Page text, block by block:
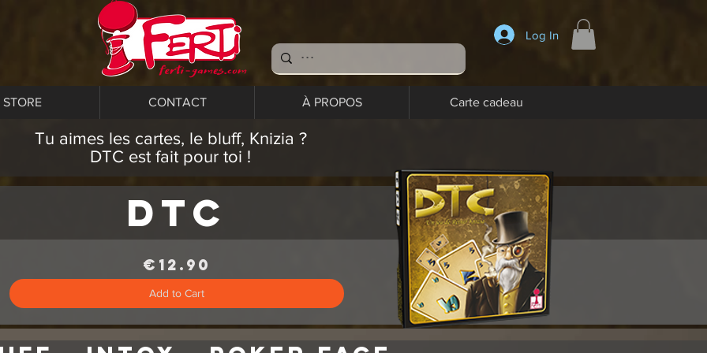
Log In
STORE CONTACT À PROPOS Carte cadeau
€12.90
Add to Cart
Tu aimes les cartes, le bluff, Knizia ?
DTC est fait pour toi !
DTC